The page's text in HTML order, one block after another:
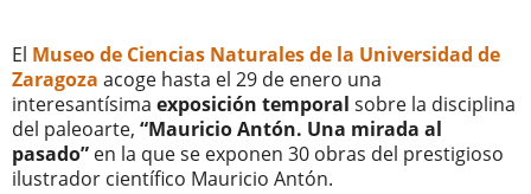
El Museo de Ciencias Naturales de la Universidad de
Zaragoza acoge hasta el 29 de enero una
interesantísima exposición temporal sobre la disciplina
del paleoarte, “Mauricio Antón. Una mirada al
pasado” en la que se exponen 30 obras del prestigioso
ilustrador científico Mauricio Antón.